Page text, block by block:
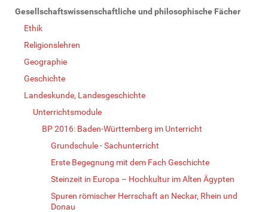
Gesellschaftswissenschaftliche und philosophische Fächer
Ethik
Religionslehren
Geographie
Geschichte
Landeskunde, Landesgeschichte
Unterrichtsmodule
BP 2016: Baden-Württemberg im Unterricht
Grundschule - Sachunterricht
Erste Begegnung mit dem Fach Geschichte
Steinzeit in Europa – Hochkultur im Alten Ägypten
Spuren römischer Herrschaft an Neckar, Rhein und
Donau